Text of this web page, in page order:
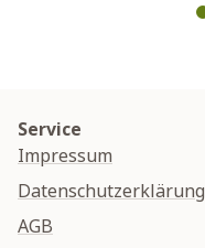
Service
Impressum
Datenschutzerklärung
AGB